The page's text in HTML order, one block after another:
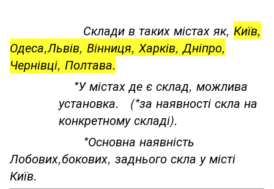
Склади в таких містах як, Київ,
Одеса,Львів, Вінниця, Харків, Дніпро,
Чернівці, Полтава.
*У містах де є склад, можлива
установка. (*за наявності скла на
конкретному складі).
*Основна наявність
Лобових,бокових, заднього скла у місті
Київ.